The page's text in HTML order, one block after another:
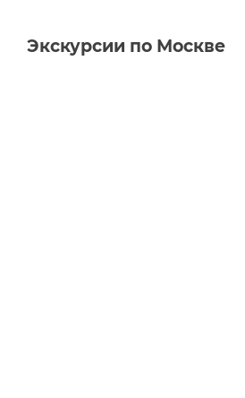
Экскурсии по Москве